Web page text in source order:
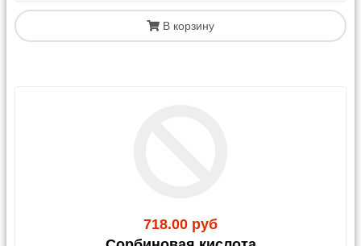
В корзину
718.00 руб